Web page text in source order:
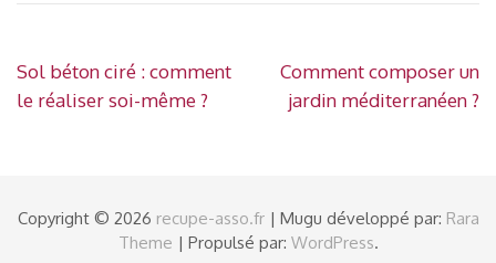
Navigation
de
Sol béton ciré : comment
le réaliser soi-même ?
Comment composer un
jardin méditerranéen ?
Copyright © 2026 recupe-asso.fr| Mugu développé par: Rara
Theme | Propulsé par: WordPress.